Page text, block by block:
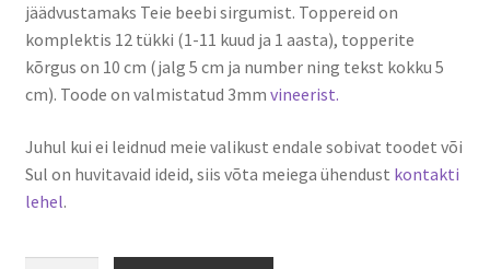
jäädvustamaks Teie beebi sirgumist. Toppereid on
komplektis 12 tükki (1-11 kuud ja 1 aasta), topperite
kõrgus on 10 cm (jalg 5 cm ja number ning tekst kokku 5
cm). Toode on valmistatud 3mm vineerist.
Juhul kui ei leidnud meie valikust endale sobivat toodet või
Sul on huvitavaid ideid, siis võta meiega ühendust kontakti
lehel.